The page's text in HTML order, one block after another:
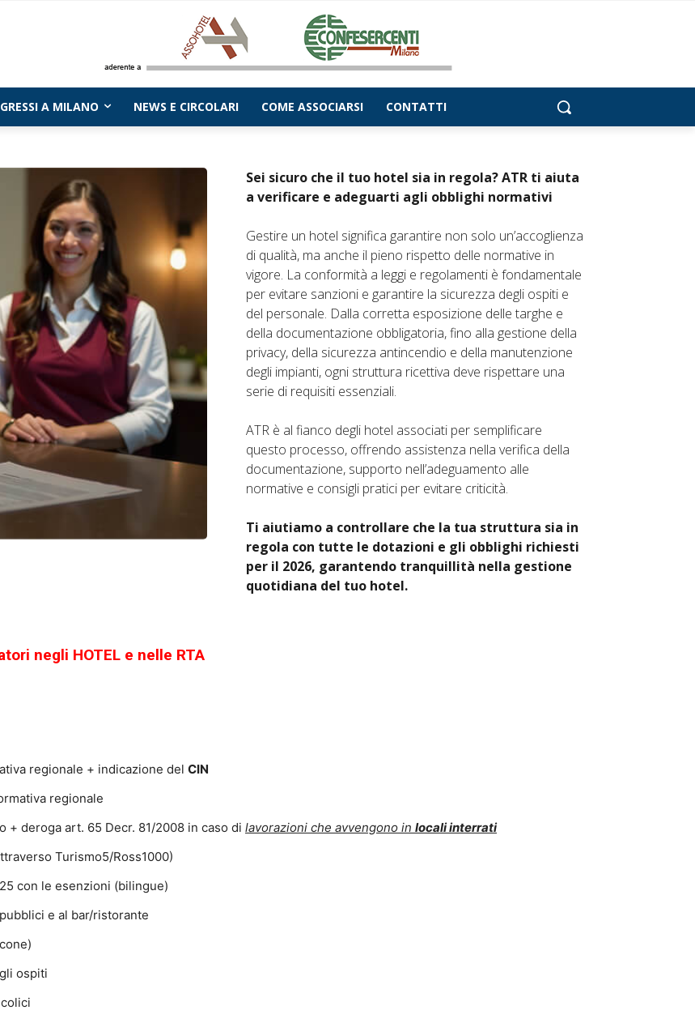
A MILANO NEWS E CIRCOLARI COME ASSOCIARSI CONTATTI
Sei sicuro che il tuo hotel sia in regola? ATR ti aiuta
a verificare e adeguarti agli obblighi normativi
Gestire un hotel significa garantire non solo un’accoglienza
di qualità, ma anche il pieno rispetto delle normative in
vigore. La conformità a leggi e regolamenti è fondamentale
per evitare sanzioni e garantire la sicurezza degli ospiti e
del personale. Dalla corretta esposizione delle targhe e
della documentazione obbligatoria, fino alla gestione della
privacy, della sicurezza antincendio e della manutenzione
degli impianti, ogni struttura ricettiva deve rispettare una
serie di requisiti essenziali.
ATR è al fianco degli hotel associati per semplificare
questo processo, offrendo assistenza nella verifica della
documentazione, supporto nell’adeguamento alle
normative e consigli pratici per evitare criticità.
Ti aiutiamo a controllare che la tua struttura sia in
regola con tutte le dotazioni e gli obblighi richiesti
per il 2026, garantendo tranquillità nella gestione
quotidiana del tuo hotel.
negli HOTEL e nelle RTA
regionale + indicazione del CIN
regionale
+ deroga art. 65 Decr. 81/2008 in caso di lavorazioni che avvengono in locali interrati
Turismo5/Ross1000)
con le esenzioni (bilingue)
e al bar/ristorante
ospiti